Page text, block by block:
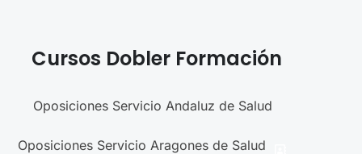
Cursos Dobler Formación
Oposiciones Servicio Andaluz de Salud
Oposiciones Servicio Aragones de Salud